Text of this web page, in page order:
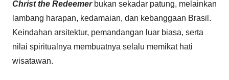
Christ the Redeemerbukan sekadar patung, melainkan
lambang harapan, kedamaian, dan kebanggaan Brasil.
Keindahan arsitektur, pemandangan luar biasa, serta
nilai spiritualnya membuatnya selalu memikat hati
wisatawan.